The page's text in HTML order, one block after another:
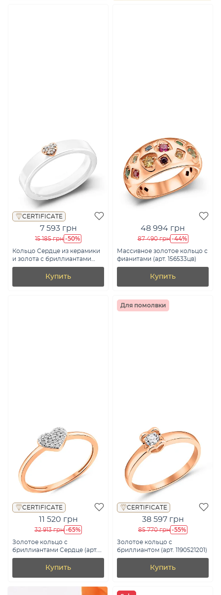
CERTIFICATE
7 593 грн
15 185 грн -50%
Кольцо Сердце из керамики
и золота с бриллиантами
(арт. К011793кб)
Купить
48 994 грн
87 490 грн -44%
Массивное золотое кольцо с
фианитами (арт. 156533цв)
Купить
CERTIFICATE
11 520 грн
32 913 грн -65%
Золотое кольцо с
бриллиантами Сердце (арт.
К011479005)
Купить
Для помолвки
CERTIFICATE
38 597 грн
85 770 грн -55%
Золотое кольцо с
бриллиантом (арт. 1190521201)
Купить